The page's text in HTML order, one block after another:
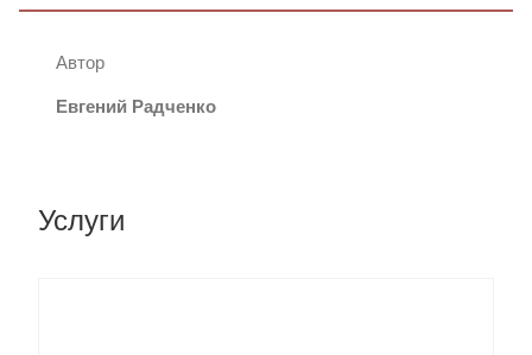
Автор
Евгений Радченко
Услуги